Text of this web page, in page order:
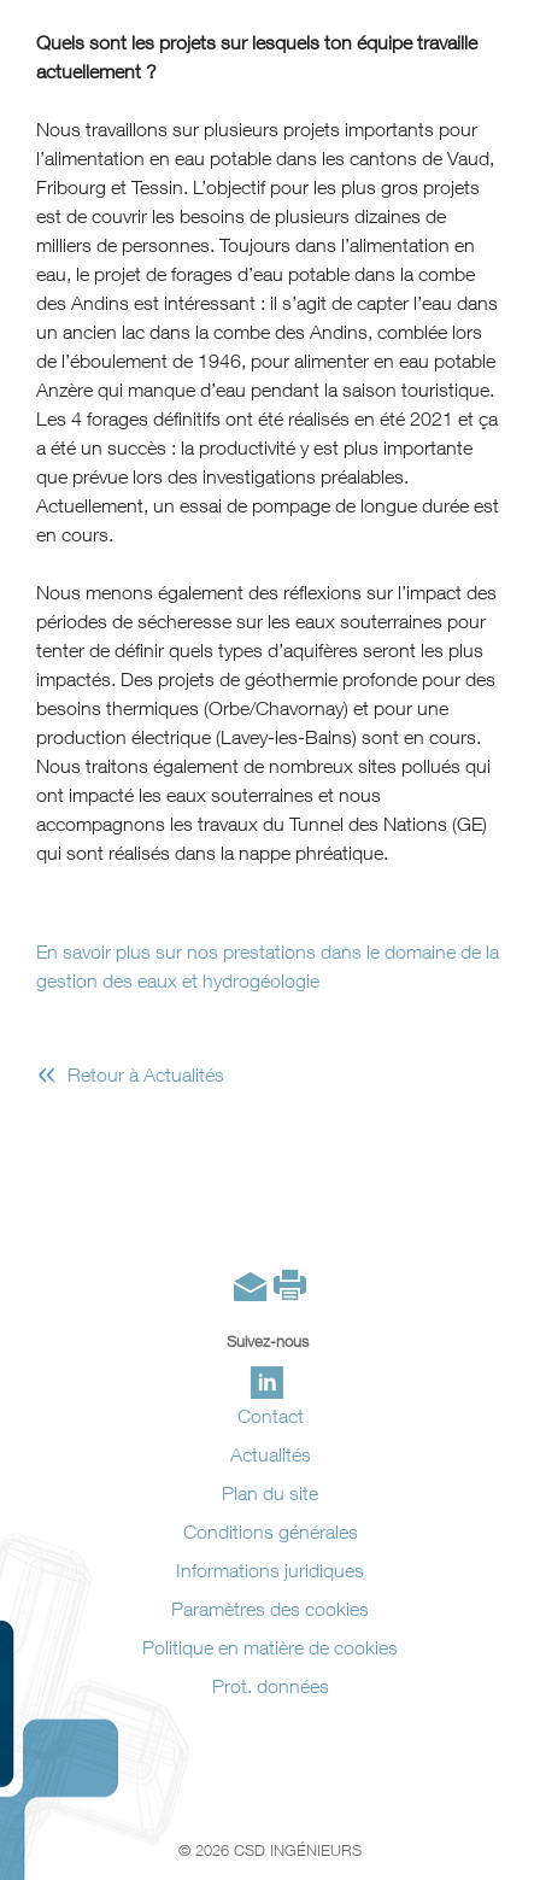
Quels sont les projets sur lesquels ton équipe travaille
actuellement ?
Nous travaillons sur plusieurs projets importants pour
l’alimentation en eau potable dans les cantons de Vaud,
Fribourg et Tessin. L’objectif pour les plus gros projets
est de couvrir les besoins de plusieurs dizaines de
milliers de personnes. Toujours dans l’alimentation en
eau, le projet de forages d’eau potable dans la combe
des Andins est intéressant : il s’agit de capter l’eau dans
un ancien lac dans la combe des Andins, comblée lors
de l’éboulement de 1946, pour alimenter en eau potable
Anzère qui manque d’eau pendant la saison touristique.
Les 4 forages définitifs ont été réalisés en été 2021 et ça
a été un succès : la productivité y est plus importante
que prévue lors des investigations préalables.
Actuellement, un essai de pompage de longue durée est
en cours.
Nous menons également des réflexions sur l’impact des
périodes de sécheresse sur les eaux souterraines pour
tenter de définir quels types d’aquifères seront les plus
impactés. Des projets de géothermie profonde pour des
besoins thermiques (Orbe/Chavornay) et pour une
production électrique (Lavey-les-Bains) sont en cours.
Nous traitons également de nombreux sites pollués qui
ont impacté les eaux souterraines et nous
accompagnons les travaux du Tunnel des Nations (GE)
qui sont réalisés dans la nappe phréatique.
En savoir plus sur nos prestations dans le domaine de la
gestion des eaux et hydrogéologie
« Retour à Actualités
Suivez-nous
Contact
Actualités
Plan du site
Conditions générales
Informations juridiques
Paramètres des cookies
Politique en matière de cookies
Prot. données
© 2026 CSD INGÉNIEURS